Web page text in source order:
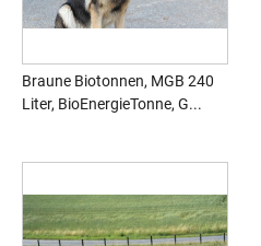
Braune Biotonnen, MGB 240
Liter, BioEnergieTonne, G...